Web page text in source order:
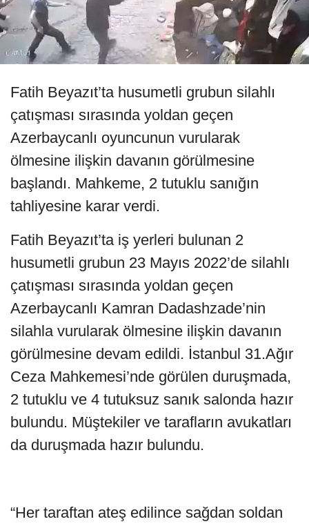
Fatih Beyazıt’ta husumetli grubun silahlı
çatışması sırasında yoldan geçen
Azerbaycanlı oyuncunun vurularak
ölmesine ilişkin davanın görülmesine
başlandı. Mahkeme, 2 tutuklu sanığın
tahliyesine karar verdi.
Fatih Beyazıt’ta iş yerleri bulunan 2
husumetli grubun 23 Mayıs 2022’de silahlı
çatışması sırasında yoldan geçen
Azerbaycanlı Kamran Dadashzade’nin
silahla vurularak ölmesine ilişkin davanın
görülmesine devam edildi. İstanbul 31.Ağır
Ceza Mahkemesi’nde görülen duruşmada,
2 tutuklu ve 4 tutuksuz sanık salonda hazır
bulundu. Müştekiler ve tarafların avukatları
da duruşmada hazır bulundu.
“Her taraftan ateş edilince sağdan soldan